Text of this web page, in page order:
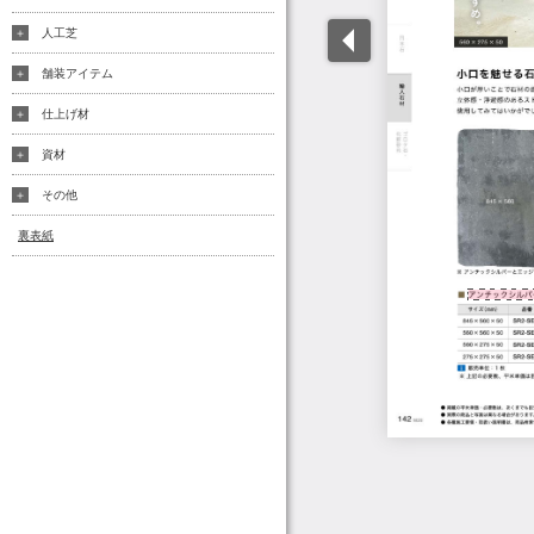
人工芝
舗装アイテム
仕上げ材
資材
その他
裏表紙